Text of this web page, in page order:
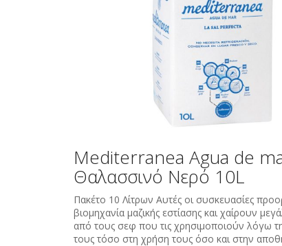
Mediterranea Agua de
Θαλασσινό Νερό 10L
Πακέτo 10 Λίτρων Αυτές οι συσκευασίες
βιομηχανία μαζικής εστίασης και χαίρουν
από τους σεφ που τις χρησιμοποιούν λόγω
τους τόσο στη χρήση τους όσο και στην